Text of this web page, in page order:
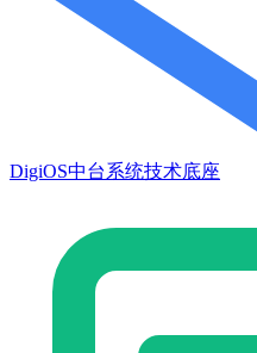
DigiOS中台系统技术底座